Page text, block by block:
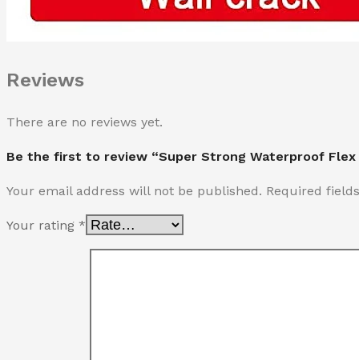
Reviews
There are no reviews yet.
Be the first to review “Super Strong Waterproof Flex
Your email address will not be published. Required
Your rating *